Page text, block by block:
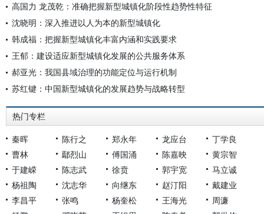
高国力 龙茂乾：准确把握新型城镇化阶段性趋势性特征
沈晓明：深入推进以人为本的新型城镇化
韩成福：把握新型城镇化丰富内涵和实践要求
王郁：建设适应新型城镇化发展的公共服务体系
郝亚光：我国县域治理的功能定位与运行机制
苏红键：中国新型城镇化的发展趋势与战略转型
热门专栏
秦晖 陈行之 郑永年 龙应台
丁学良
曹林
鄢烈山 傅国涌 陈嘉映
黄宗智
于建嵘
陈志武 徐贲 郭宇宽
马立诚
杨祖陶
沈志华 向继东 赵汀阳
戴建业
李昌平
张鸣 杨奎松 王海光
周濂